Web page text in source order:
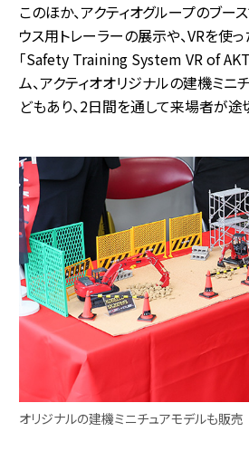
このほか、アクティオグループのブー
ウス用トレーラーの展示や、VRを使
「Safety Training System VR of
ム、アクティオオリジナルの建機ミニ
どもあり、2日間を通して来場者が途
オリジナルの建機ミニチュアモデルも販売